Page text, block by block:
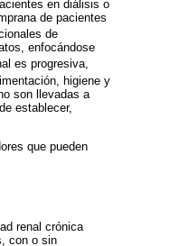
en diálisis o
de pacientes
de
enfocándose
es progresiva,
higiene y
son llevadas a
establecer,
que pueden
renal crónica
con o sin